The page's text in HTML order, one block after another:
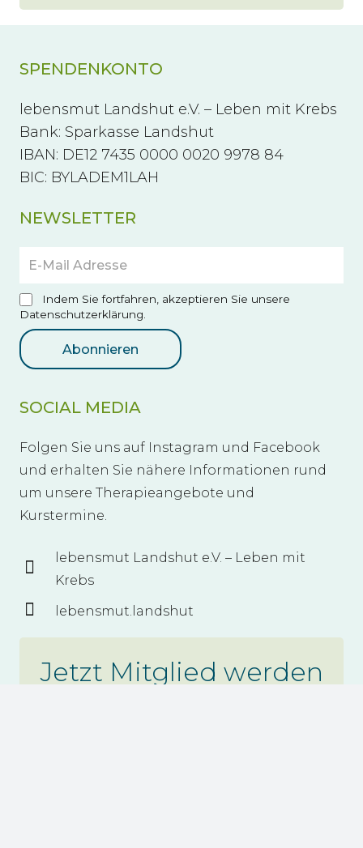
SPENDENKONTO
lebensmut Landshut e.V. – Leben mit Krebs
Bank: Sparkasse Landshut
IBAN: DE12 7435 0000 0020 9978 84
BIC: BYLADEM1LAH
NEWSLETTER
Indem Sie fortfahren, akzeptieren Sie unsere
Datenschutzerklärung.
SOCIAL MEDIA
Folgen Sie uns auf Instagram und Facebook
und erhalten Sie nähere Informationen rund
um unsere Therapieangebote und
Kurstermine.
lebensmut Landshut e.V. – Leben mit
Krebs
lebensmut.landshut
Jetzt Mitglied werden